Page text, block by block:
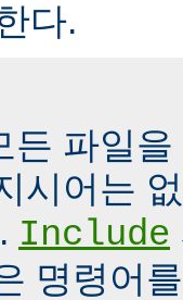
다.
든 파일
시어는
Include
명령어